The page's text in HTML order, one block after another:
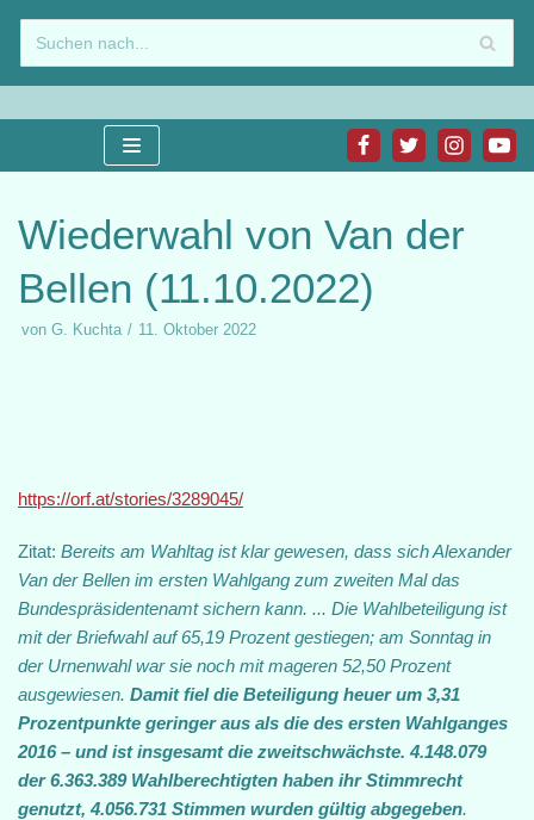
Zum
Inhalt
springen
Wiederwahl von Van der
Bellen (11.10.2022)
von G. Kuchta 11. Oktober 2022
https://orf.at/stories/3289045/
Zitat: Bereits am Wahltag ist klar gewesen, dass sich Alexander
Van der Bellen im ersten Wahlgang zum zweiten Mal das
Bundespräsidentenamt sichern kann. ... Die Wahlbeteiligung ist
mit der Briefwahl auf 65,19 Prozent gestiegen; am Sonntag in
der Urnenwahl war sie noch mit mageren 52,50 Prozent
ausgewiesen. Damit fiel die Beteiligung heuer um 3,31
Prozentpunkte geringer aus als die des ersten Wahlganges
2016 – und ist insgesamt die zweitschwächste. 4.148.079
der 6.363.389 Wahlberechtigten haben ihr Stimmrecht
genutzt, 4.056.731 Stimmen wurden gültig abgegeben.